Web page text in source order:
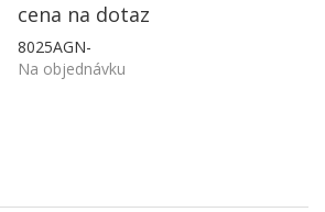
cena na dotaz
8025AGN-
Na objednávku